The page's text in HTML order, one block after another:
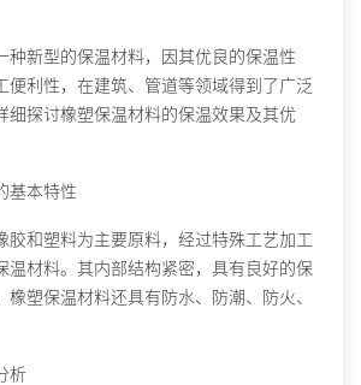
种新型的保温材料，因其优良的保温性
便利性，在建筑、管道等领域得到了广泛
细探讨橡塑保温材料的保温效果及其优
基本特性
胶和塑料为主要原料，经过特殊工艺加工
温材料。其内部结构紧密，具有良好的保
橡塑保温材料还具有防水、防潮、防火、
析